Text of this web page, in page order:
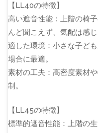
【LL40の特徴】
高い遮音性能：上階の椅
んど聞こえず、気配は感
適した環境：小さな子ど
場合に最適。
素材の工夫：高密度素材
制。
【LL45の特徴】
標準的遮音性能：上階の